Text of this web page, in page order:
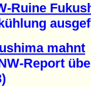
Ruine
mahnt
Report